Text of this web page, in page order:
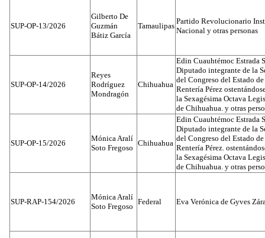
SUP-OP-13/2026
Gilberto De
Guzmán
Bátiz García
Tamaulipas
Partido Revolucionario
Nacional y otras personas
SUP-OP-14/2026
Reyes
Rodríguez
Mondragón
Chihuahua
Edin Cuauhtémoc Estrada
Diputado integrante de la
del Congreso del Estado
Rentería Pérez
la Sexagésima Octava
de Chihuahua. y otras
SUP-OP-15/2026
Mónica Aralí
Soto Fregoso
Chihuahua
Edin Cuauhtémoc Estrada
Diputado integrante de la
del Congreso del Estado
Rentería Pérez.
la Sexagésima Octava
de Chihuahua. y otras
SUP-RAP-154/2026
Mónica Aralí
Soto Fregoso
Federal Eva Verónica de Gyves